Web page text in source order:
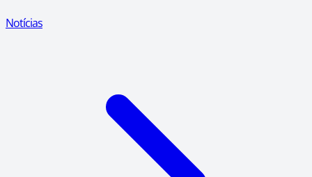
Notícias